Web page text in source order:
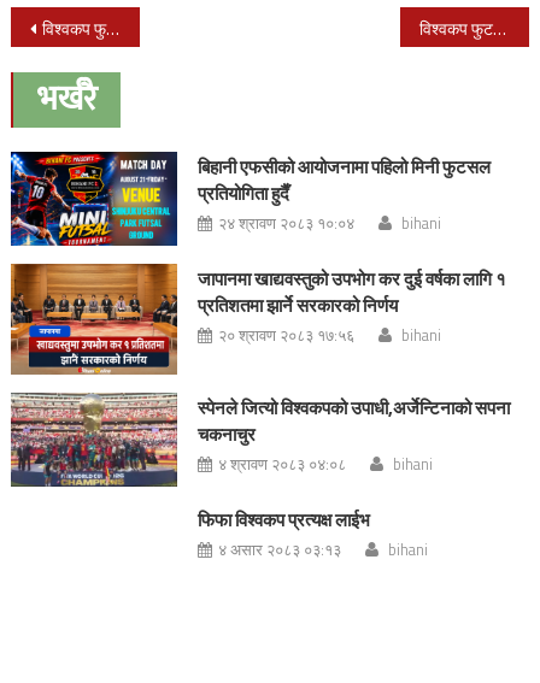
Post
navigation
विश्वकप फुटबल:ब्राजिललाई पराजित गर्दै क्रोयशिया सेमिफाइनलमा विश्वकप फुटबल:आज क्वाटरफाइनलका दुई रोमाञ्चक खेलहरु हुने
भर्खरै
बिहानी एफसीको आयोजनामा पहिलो मिनी फुटसल
प्रतियोगिता हुदैँ
२४ श्रावण २०८३ १०:०४ bihani
जापानमा खाद्यवस्तुको उपभोग कर दुई वर्षका लागि १
प्रतिशतमा झार्ने सरकारको निर्णय
२० श्रावण २०८३ १७:५६ bihani
स्पेनले जित्यो विश्वकपको उपाधी,अर्जेन्टिनाको सपना
चकनाचुर
४ श्रावण २०८३ ०४:०८ bihani
फिफा विश्वकप प्रत्यक्ष लाईभ
४ असार २०८३ ०३:१३ bihani